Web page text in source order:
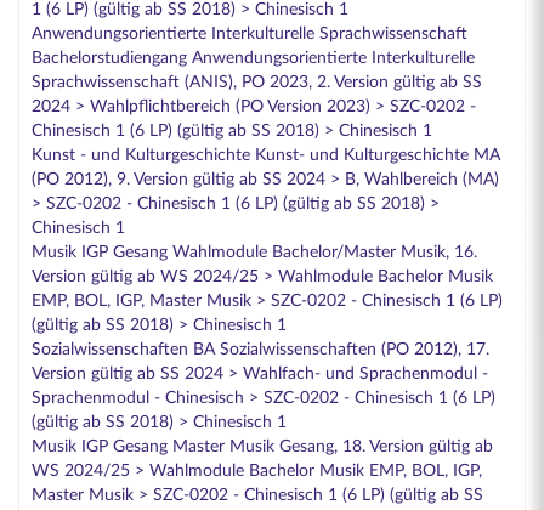
1 (6 LP) (gültig ab SS 2018) > Chinesisch 1
Anwendungsorientierte Interkulturelle Sprachwissenschaft
Bachelorstudiengang Anwendungsorientierte Interkulturelle
Sprachwissenschaft (ANIS), PO 2023, 2. Version gültig ab SS
2024 > Wahlpflichtbereich (PO Version 2023) > SZC-0202 -
Chinesisch 1 (6 LP) (gültig ab SS 2018) > Chinesisch 1
Kunst - und Kulturgeschichte Kunst- und Kulturgeschichte MA
(PO 2012), 9. Version gültig ab SS 2024 > B, Wahlbereich (MA)
> SZC-0202 - Chinesisch 1 (6 LP) (gültig ab SS 2018) >
Chinesisch 1
Musik IGP Gesang Wahlmodule Bachelor/Master Musik, 16.
Version gültig ab WS 2024/25 > Wahlmodule Bachelor Musik
EMP, BOL, IGP, Master Musik > SZC-0202 - Chinesisch 1 (6 LP)
(gültig ab SS 2018) > Chinesisch 1
Sozialwissenschaften BA Sozialwissenschaften (PO 2012), 17.
Version gültig ab SS 2024 > Wahlfach- und Sprachenmodul -
Sprachenmodul - Chinesisch > SZC-0202 - Chinesisch 1 (6 LP)
(gültig ab SS 2018) > Chinesisch 1
Musik IGP Gesang Master Musik Gesang, 18. Version gültig ab
WS 2024/25 > Wahlmodule Bachelor Musik EMP, BOL, IGP,
Master Musik > SZC-0202 - Chinesisch 1 (6 LP) (gültig ab SS